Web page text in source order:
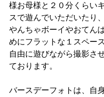
様お母様と２０分くらい
スで遊んでいただいたり、
やんちゃボーイやおてん
めにフラットな１スペース
自由に遊びながら撮影さ
ております。
バースデーフォトは、自